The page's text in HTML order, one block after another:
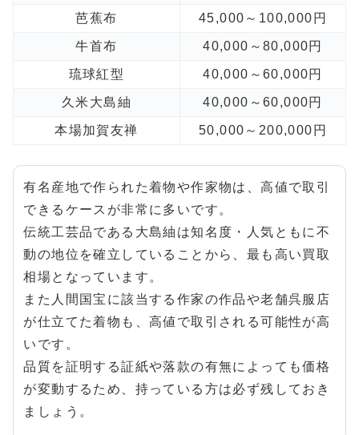
芭蕉布 45,000～100,000円
牛首布 40,000～80,000円
琉球紅型 40,000～60,000円
久米大島紬 40,000～60,000円
本場加賀友禅 50,000～200,000円
有名産地で作られた着物や作家物は、高値で取引
できるケースが非常に多いです。
伝統工芸品である大島紬は知名度・人気ともに不
動の地位を確立していることから、最も高い買取
相場となっています。
また人間国宝に該当する作家の作品や老舗呉服店
が仕立てた着物も、高値で取引される可能性が高
いです。
品質を証明する証紙や落款の有無によっても価格
が変動するため、持っている方は必ず残しておき
ましょう。